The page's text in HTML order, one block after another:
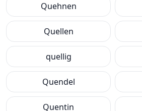
Quehnen
Quellen
quellig
Quendel
Quentin